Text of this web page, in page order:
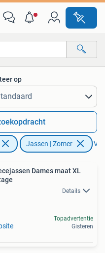
op
Jassen | Zomer
Dames maat XL
Details
Topadvertentie
Gisteren